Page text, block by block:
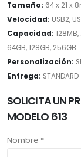
Tamaño: 64 x 21 x
Velocidad: USB2,
Capacidad: 128MB,
64GB, 128GB, 256GB
Personalización:
Entrega: STANDARD
SOLICITA UN
MODELO 613
Nombre *